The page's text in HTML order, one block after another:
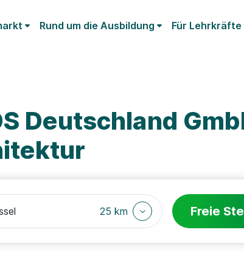
Rund um die Ausbildung Für Lehrkräfte
Deutschland
25 km Freie